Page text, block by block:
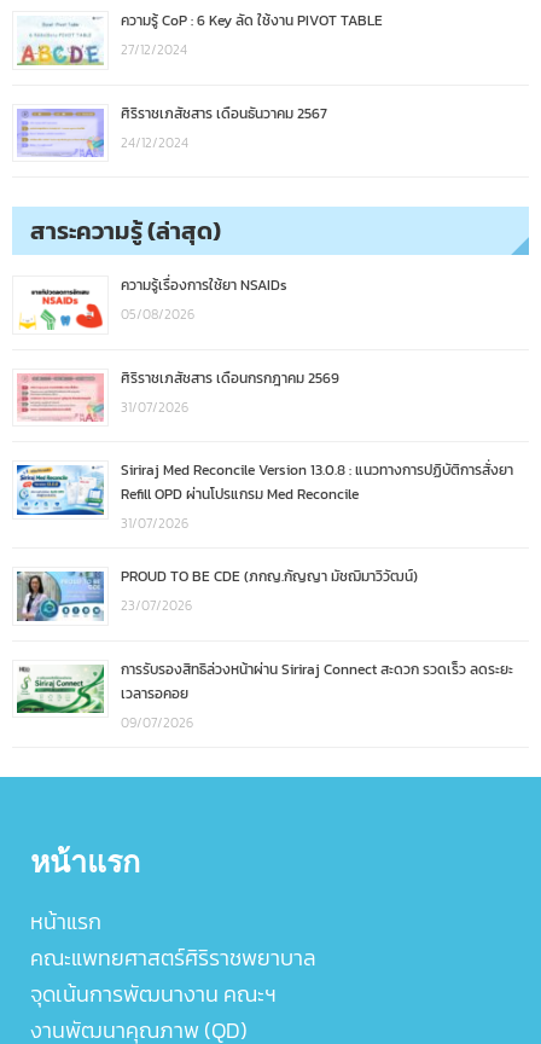
ความรู้ CoP : 6 Key ลัด ใช้งาน PIVOT TABLE
27/12/2024
ศิริราชเภสัชสาร เดือนธันวาคม 2567
24/12/2024
สาระความรู้ (ล่าสุด)
ความรู้เรื่องการใช้ยา NSAIDs
05/08/2026
ศิริราชเภสัชสาร เดือนกรกฎาคม 2569
31/07/2026
Siriraj Med Reconcile Version 13.0.8 : แนวทางการปฏิบัติการสั่งยา
Refill OPD ผ่านโปรแกรม Med Reconcile
31/07/2026
PROUD TO BE CDE (ภกญ.กัญญา มัชฌิมาวิวัฒน์)
23/07/2026
การรับรองสิทธิล่วงหน้าผ่าน Siriraj Connect สะดวก รวดเร็ว ลดระยะ
เวลารอคอย
09/07/2026
หน้าแรก
หน้าแรก
คณะแพทยศาสตร์ศิริราชพยาบาล
จุดเน้นการพัฒนางาน คณะฯ
งานพัฒนาคุณภาพ (QD)